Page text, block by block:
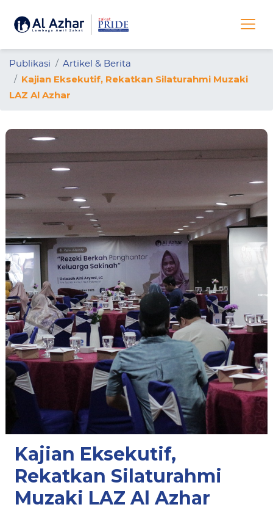
Publikasi
Artikel & Berita
Kajian Eksekutif, Rekatkan Silaturahmi Muzaki
LAZ Al Azhar
Kajian Eksekutif,
Rekatkan Silaturahmi
Muzaki LAZ Al Azhar